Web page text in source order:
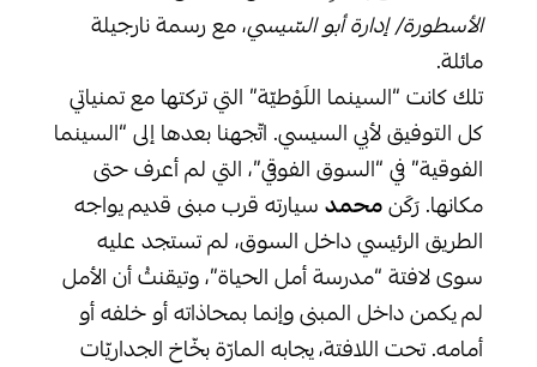
الأسطورة/ إدارة أبو السّيسي، مع رسمة نارجيلة
مائلة.
تلك كانت “السينما اللَوْطيّة” التي تركتها مع تمنياتي
كل التوفيق لأبي السيسي. اتّجهنا بعدها إلى “السينما
الفوقية” في “السوق الفوقي”، التي لم أعرف حتى
مكانها. رَكَنمحمدسيارته قرب مبنى قديم يواجه
الطريق الرئيسي داخل السوق، لم تستجد عليه
سوى لافتة “مدرسة أمل الحياة”، وتيقنتُ أن الأمل
لم يكمن داخل المبنى وإنما بمحاذاته أو خلفه أو
أمامه. تحت اللافتة، يجابه المارّة بخّاخ الجداريّات